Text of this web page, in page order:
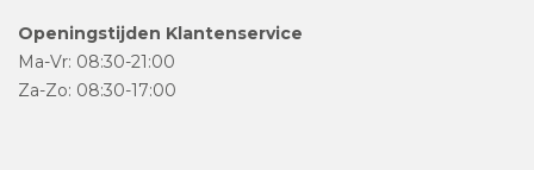
Openingstijden Klantenservice
Ma-Vr: 08:30-21:00
Za-Zo: 08:30-17:00